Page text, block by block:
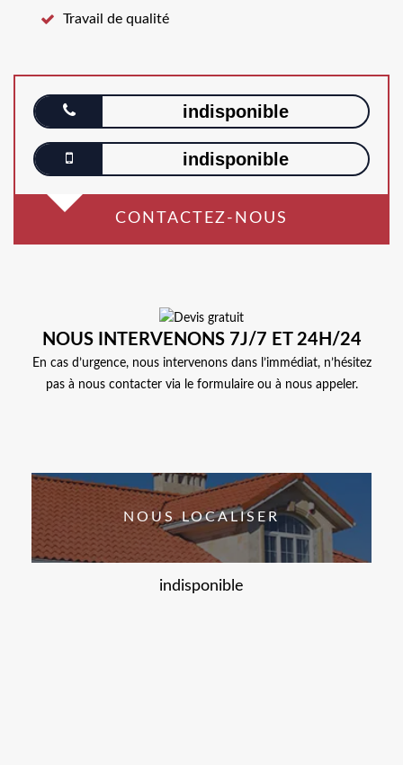
Travail de qualité
indisponible
indisponible
CONTACTEZ-NOUS
NOUS INTERVENONS 7J/7 ET 24H/24
En cas d’urgence, nous intervenons dans l’immédiat, n’hésitez
pas à nous contacter via le formulaire ou à nous appeler.
NOUS LOCALISER
indisponible